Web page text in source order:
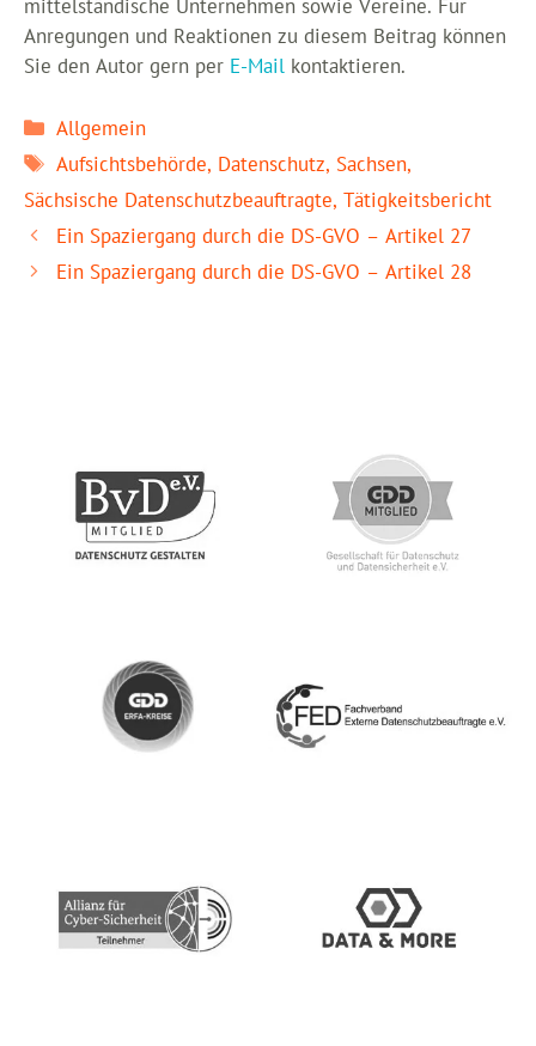
mittelständische Unternehmen sowie Vereine. Für
Anregungen und Reaktionen zu diesem Beitrag können
Sie den Autor gern per E-Mail kontaktieren.
Kategorien
Allgemein
Schlagwörter
Aufsichtsbehörde, Datenschutz, Sachsen,
Sächsische Datenschutzbeauftragte, Tätigkeitsbericht
Ein Spaziergang durch die DS-GVO – Artikel 27
Ein Spaziergang durch die DS-GVO – Artikel 28